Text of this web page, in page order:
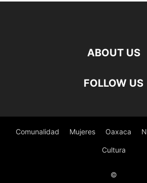
ABOUT US
FOLLOW US
Comunalidad Mujeres Oaxaca
Cultura
©